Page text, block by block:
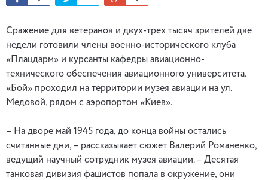
Сражение для ветеранов и двух-трех тысяч зрителей две
недели готовили члены военно-исторического клуба
«Плацдарм» и курсанты кафедры авиационно-
технического обеспечения авиационного университета.
«Бой» проходил на территории музея авиации на ул.
Медовой, рядом с аэропортом «Киев».
– На дворе май 1945 года, до конца войны остались
считанные дни, – рассказывает сюжет Валерий Романенко,
ведущий научный сотрудник музея авиации. – Десятая
танковая дивизия фашистов попала в окружение, они